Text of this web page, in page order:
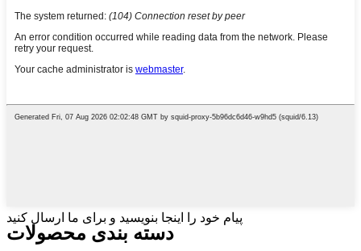
پیام خود را اینجا بنویسید و برای ما ارسال کنید
دسته بندی محصولات